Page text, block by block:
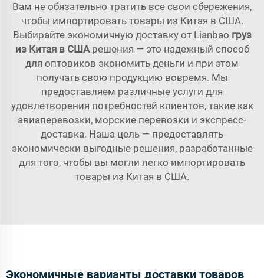
Вам не обязательно тратить все свои сбережения,
чтобы импортировать товары из Китая в США.
Выбирайте экономичную доставку от Lianbao груз
из Китая в США решения — это надежный способ
для оптовиков экономить деньги и при этом
получать свою продукцию вовремя. Мы
предоставляем различные услуги для
удовлетворения потребностей клиентов, такие как
авиаперевозки, морские перевозки и экспресс-
доставка. Наша цель — предоставлять
экономически выгодные решения, разработанные
для того, чтобы вы могли легко импортировать
товары из Китая в США.
Экономичные варианты доставки товаров